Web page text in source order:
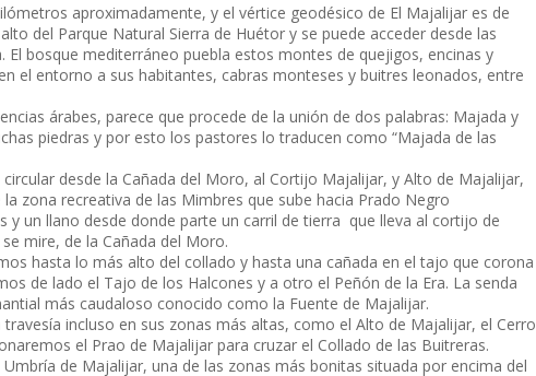
aproximadamente, y el vértice geodésico de El Majalijar es de
del Parque Natural Sierra de Huétor y se puede acceder desde las
El bosque mediterráneo puebla estos montes de quejigos, encinas y
el entorno a sus habitantes, cabras monteses y buitres leonados, entre
árabes, parece que procede de la unión de dos palabras: Majada y
piedras y por esto los pastores lo traducen como “Majada de las
desde la Cañada del Moro, al Cortijo Majalijar, y Alto de Majalijar,
zona recreativa de las Mimbres que sube hacia Prado Negro
y un llano desde donde parte un carril de tierra que lleva al cortijo de
mire, de la Cañada del Moro.
hasta lo más alto del collado y hasta una cañada en el tajo que corona
de lado el Tajo de los Halcones y a otro el Peñón de la Era. La senda
más caudaloso conocido como la Fuente de Majalijar.
incluso en sus zonas más altas, como el Alto de Majalijar, el Cerro
el Prao de Majalijar para cruzar el Collado de las Buitreras.
de Majalijar, una de las zonas más bonitas situada por encima del